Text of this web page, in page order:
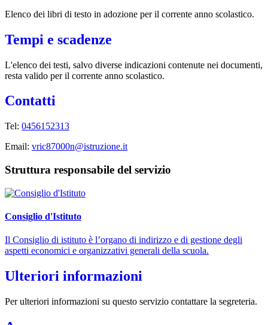
Elenco dei libri di testo in adozione per il corrente anno scolastico.
Tempi e scadenze
L'elenco dei testi, salvo diverse indicazioni contenute nei documenti,
resta valido per il corrente anno scolastico.
Contatti
Tel: 0456152313
Email: vric87000n@istruzione.it
Struttura responsabile del servizio
Consiglio d'Istituto
Il Consiglio di istituto è l’organo di indirizzo e di gestione degli
aspetti economici e organizzativi generali della scuola.
Ulteriori informazioni
Per ulteriori informazioni su questo servizio contattare la segreteria.